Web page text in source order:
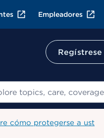
Empleadores
Regístrese
cómo protegerse a ust